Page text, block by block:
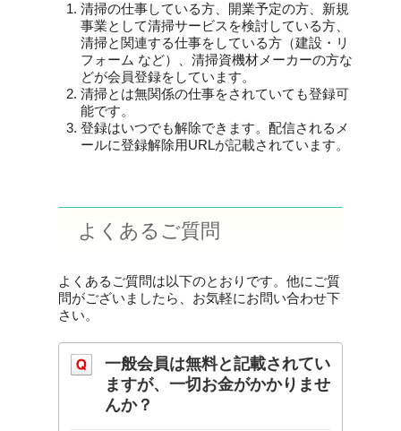
清掃の仕事している方、開業予定の方、新規
事業として清掃サービスを検討している方、
清掃と関連する仕事をしている方（建設・リ
フォーム など）、清掃資機材メーカーの方な
どが会員登録をしています。
清掃とは無関係の仕事をされていても登録可
能です。
登録はいつでも解除できます。配信されるメ
ールに登録解除用URLが記載されています。
よくあるご質問
よくあるご質問は以下のとおりです。他にご質
問がございましたら、お気軽にお問い合わせ下
さい。
一般会員は無料と記載されてい
ますが、一切お金がかかりませ
んか？